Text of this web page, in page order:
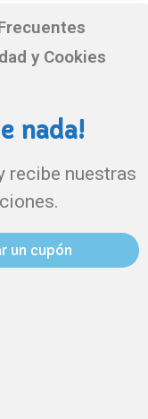
y Cookies
nada!
recibe nuestras
un cupón